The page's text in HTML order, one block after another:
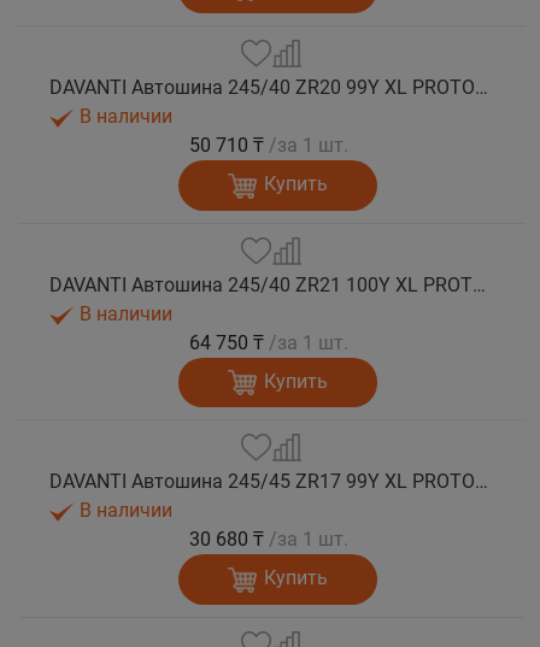
DAVANTI Автошина 245/40 ZR20 99Y XL PROTOURA SPORT RPR лето
В наличии
50 710 ₸ /за 1 шт.
Купить
DAVANTI Автошина 245/40 ZR21 100Y XL PROTOURA SPORT RPR лето
В наличии
64 750 ₸ /за 1 шт.
Купить
DAVANTI Автошина 245/45 ZR17 99Y XL PROTOURA SPORT RPR лето
В наличии
30 680 ₸ /за 1 шт.
Купить